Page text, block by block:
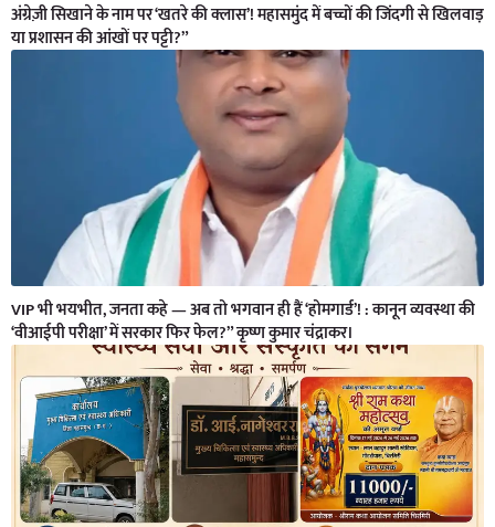
अंग्रेज़ी सिखाने के नाम पर ‘खतरे की क्लास’! महासमुंद में बच्चों की जिंदगी से खिलवाड़
या प्रशासन की आंखों पर पट्टी?”
VIP भी भयभीत, जनता कहे — अब तो भगवान ही हैं ‘होमगार्ड’! : कानून व्यवस्था की
‘वीआईपी परीक्षा’ में सरकार फिर फेल?” कृष्ण कुमार चंद्राकर।